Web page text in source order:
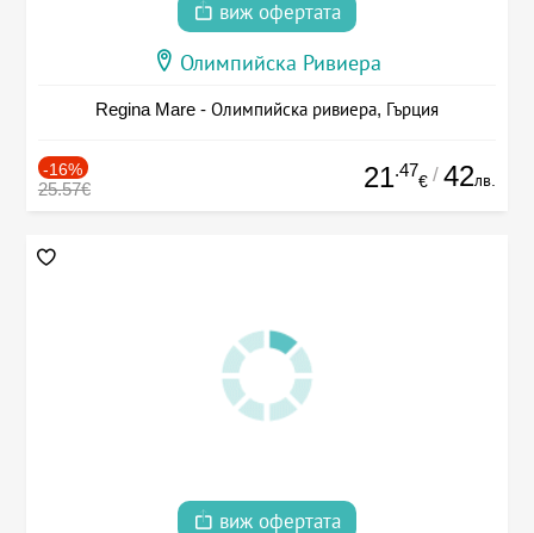
виж офертата
Олимпийска Ривиера
Regina Mare - Олимпийска ривиера, Гърция
-16%
25.57€ 21.47
€ / 42лв.
виж офертата